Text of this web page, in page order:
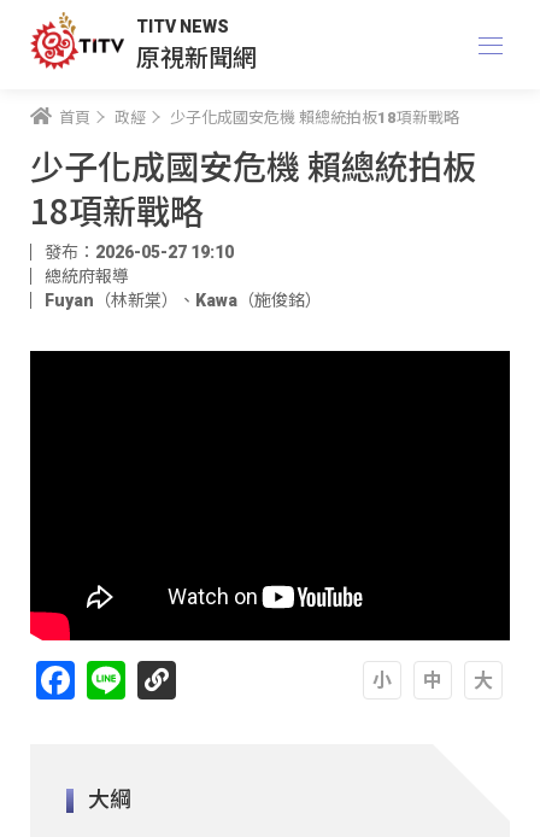
TITV NEWS
原視新聞網
首頁 政經 少子化成國安危機 賴總統拍板18項新戰略
少子化成國安危機 賴總統拍板
18項新戰略
發布：2026-05-27 19:10
總統府報導
Fuyan（林新棠）
、 Kawa（施俊銘）
Facebook
Line
大綱